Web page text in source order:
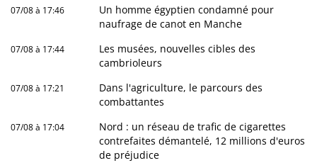
07/08 à 17:46
Un homme égyptien condamné pour
naufrage de canot en Manche
07/08 à 17:44
Les musées, nouvelles cibles des
cambrioleurs
07/08 à 17:21
Dans l'agriculture, le parcours des
combattantes
07/08 à 17:04
Nord : un réseau de trafic de cigarettes
contrefaites démantelé, 12 millions d'euros
de préjudice